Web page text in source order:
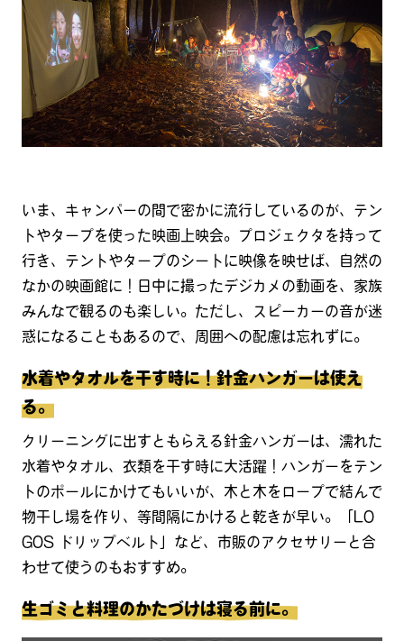
いま、キャンパーの間で密かに流行しているのが、テン
トやタープを使った映画上映会。プロジェクタを持って
行き、テントやタープのシートに映像を映せば、自然の
なかの映画館に！日中に撮ったデジカメの動画を、家族
みんなで観るのも楽しい。ただし、スピーカーの音が迷
惑になることもあるので、周囲への配慮は忘れずに。
水着やタオルを干す時に！針金ハンガーは使え
る。
クリーニングに出すともらえる針金ハンガーは、濡れた
水着やタオル、衣類を干す時に大活躍！ハンガーをテン
トのポールにかけてもいいが、木と木をロープで結んで
物干し場を作り、等間隔にかけると乾きが早い。「LO
GOS ドリップベルト」など、市販のアクセサリーと合
わせて使うのもおすすめ。
生ゴミと料理のかたづけは寝る前に。